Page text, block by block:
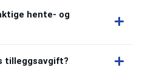
hente- og
tilleggsavgift?